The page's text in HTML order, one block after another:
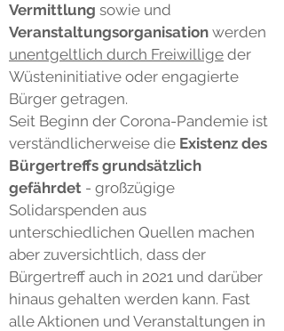
Vermittlung sowie und
Veranstaltungsorganisation werden
unentgeltlich durch Freiwillige der
Wüsteninitiative oder engagierte
Bürger getragen.
Seit Beginn der Corona-Pandemie ist
verständlicherweise die Existenz des
Bürgertreffs grundsätzlich
gefährdet - großzügige
Solidarspenden aus
unterschiedlichen Quellen machen
aber zuversichtlich, dass der
Bürgertreff auch in 2021 und darüber
hinaus gehalten werden kann. Fast
alle Aktionen und Veranstaltungen in